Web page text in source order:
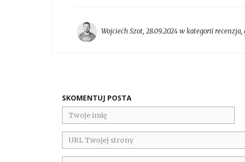
Wojciech Szot, 28.09.2024 w kategoriirecenzja,
SKOMENTUJ POSTA